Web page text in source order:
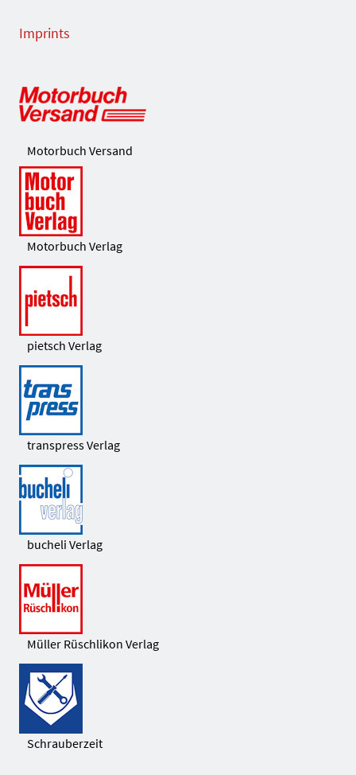
Imprints
Motorbuch Versand
Motorbuch Verlag
pietsch Verlag
transpress Verlag
bucheli Verlag
Müller Rüschlikon Verlag
Schrauberzeit